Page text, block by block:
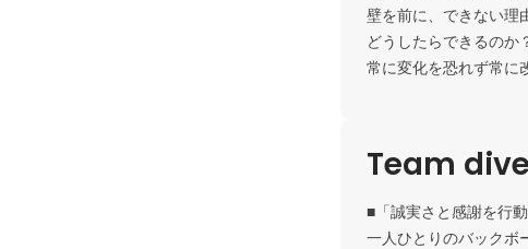
壁を前に、できない理
どうしたらできるのか
常に変化を恐れず常に
Team
■「誠実さと感謝を行動
一人ひとりのバックボ